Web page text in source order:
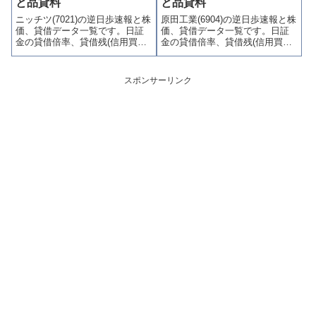
り関連情報を集計し、図解でわ
かりやすくまとめて掲載してい
ます。
り関連情報を集計し、図解でわ
かりやすくまとめて掲載してい
ます。
と品貸料
ニッチツ(7021)の逆日歩速報と株
価、貸借データ一覧です。日証
金の貸借倍率、貸借残(信用買
残、信用売残)、品貸料(逆日
喚起・申込停止)など、空売り関
連情報を集計し、図解でわかり
と品貸料
原田工業(6904)の逆日歩速報と株
価、貸借データ一覧です。日証
金の貸借倍率、貸借残(信用買
残、信用売残)、品貸料(逆日
喚起・申込停止)など、空売り関
連情報を集計し、図解でわかり
スポンサーリンク